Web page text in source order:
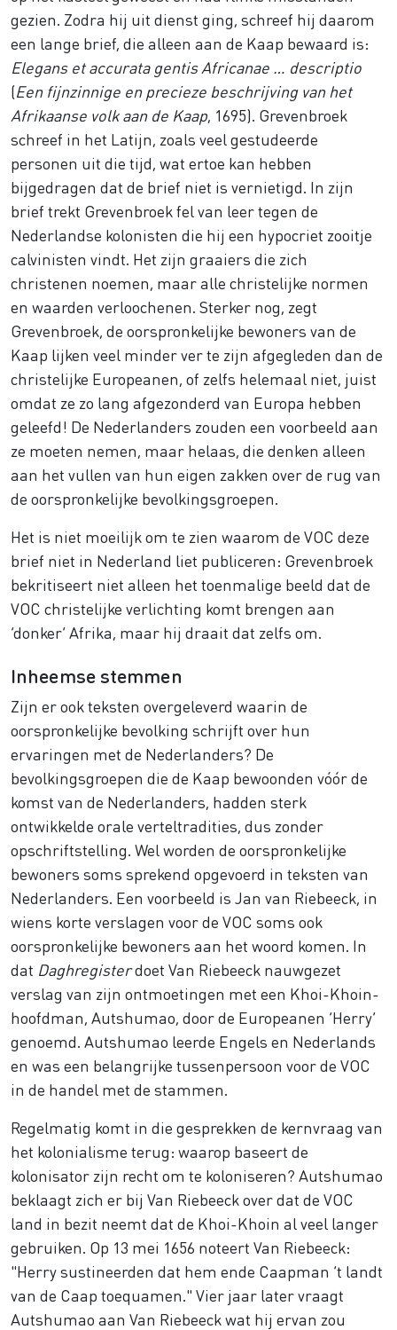
gezien. Zodra hij uit dienst ging, schreef hij daarom
een lange brief, die alleen aan de Kaap bewaard is:
Elegans et accurata gentis Africanae … descriptio
(Een fijnzinnige en precieze beschrijving van het
Afrikaanse volk aan de Kaap , 1695). Grevenbroek
schreef in het Latijn, zoals veel gestudeerde
personen uit die tijd, wat ertoe kan hebben
bijgedragen dat de brief niet is vernietigd. In zijn
brief trekt Grevenbroek fel van leer tegen de
Nederlandse kolonisten die hij een hypocriet zooitje
calvinisten vindt. Het zijn graaiers die zich
christenen noemen, maar alle christelijke normen
en waarden verloochenen. Sterker nog, zegt
Grevenbroek, de oorspronkelijke bewoners van de
Kaap lijken veel minder ver te zijn afgegleden dan de
christelijke Europeanen, of zelfs helemaal niet, juist
omdat ze zo lang afgezonderd van Europa hebben
geleefd! De Nederlanders zouden een voorbeeld aan
ze moeten nemen, maar helaas, die denken alleen
aan het vullen van hun eigen zakken over de rug van
de oorspronkelijke bevolkingsgroepen.
Het is niet moeilijk om te zien waarom de VOC deze
brief niet in Nederland liet publiceren: Grevenbroek
bekritiseert niet alleen het toenmalige beeld dat de
VOC christelijke verlichting komt brengen aan
‘donker’ Afrika, maar hij draait dat zelfs om.
Inheemse stemmen
Zijn er ook teksten overgeleverd waarin de
oorspronkelijke bevolking schrijft over hun
ervaringen met de Nederlanders? De
bevolkingsgroepen die de Kaap bewoonden vóór de
komst van de Nederlanders, hadden sterk
ontwikkelde orale verteltradities, dus zonder
opschriftstelling. Wel worden de oorspronkelijke
bewoners soms sprekend opgevoerd in teksten van
Nederlanders. Een voorbeeld is Jan van Riebeeck, in
wiens korte verslagen voor de VOC soms ook
oorspronkelijke bewoners aan het woord komen. In
dat Daghregisterdoet Van Riebeeck nauwgezet
verslag van zijn ontmoetingen met een Khoi-Khoin-
hoofdman, Autshumao, door de Europeanen ‘Herry’
genoemd. Autshumao leerde Engels en Nederlands
en was een belangrijke tussenpersoon voor de VOC
in de handel met de stammen.
Regelmatig komt in die gesprekken de kernvraag van
het kolonialisme terug: waarop baseert de
kolonisator zijn recht om te koloniseren? Autshumao
beklaagt zich er bij Van Riebeeck over dat de VOC
land in bezit neemt dat de Khoi-Khoin al veel langer
gebruiken. Op 13 mei 1656 noteert Van Riebeeck:
"Herry sustineerden dat hem ende Caapman ’t landt
van de Caap toequamen." Vier jaar later vraagt
Autshumao aan Van Riebeeck wat hij ervan zou